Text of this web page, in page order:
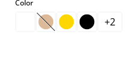
Colorselect
(Esta opción no+2